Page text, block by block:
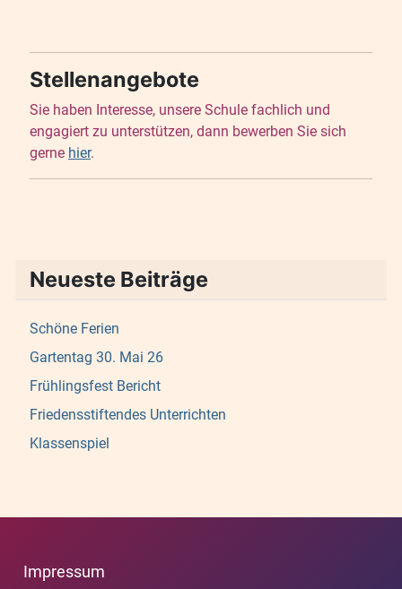
Stellenangebote
Sie haben Interesse, unsere Schule fachlich und
engagiert zu unterstützen, dann bewerben Sie sich
gerne hier.
Neueste Beiträge
Schöne Ferien
Gartentag 30. Mai 26
Frühlingsfest Bericht
Friedensstiftendes Unterrichten
Klassenspiel
Impressum